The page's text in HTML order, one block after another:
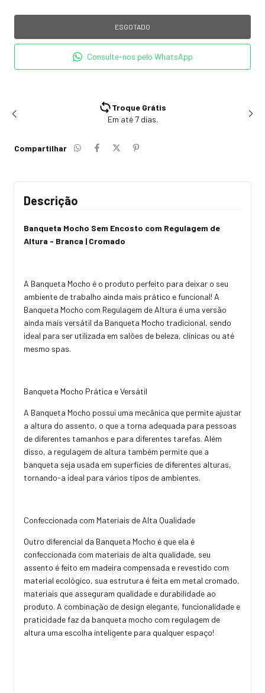
Consulte-nos pelo WhatsApp
Troque Grátis
Em até 7 dias.
Compartilhar
Descrição
Banqueta Mocho Sem Encosto com Regulagem de
Altura - Branca | Cromado
A Banqueta Mocho é o produto perfeito para deixar o seu
ambiente de trabalho ainda mais prático e funcional! A
Banqueta Mocho com Regulagem de Altura é uma versão
ainda mais versátil da Banqueta Mocho tradicional, sendo
ideal para ser utilizada em salões de beleza, clinicas ou até
mesmo spas.
Banqueta Mocho Prática e Versátil
A Banqueta Mocho possui uma mecânica que permite ajustar
a altura do assento, o que a torna adequada para pessoas
de diferentes tamanhos e para diferentes tarefas. Além
disso, a regulagem de altura também permite que a
banqueta seja usada em superfícies de diferentes alturas,
tornando-a ideal para vários tipos de ambientes.
Confeccionada com Materiais de Alta Qualidade
Outro diferencial da Banqueta Mocho é que ela é
confeccionada com materiais de alta qualidade, seu
assento é feito em madeira compensada e revestido com
material ecológico, sua estrutura é feita em metal cromado,
materiais que asseguram qualidade e durabilidade ao
produto. A combinação de design elegante, funcionalidade e
praticidade faz da banqueta mocho com regulagem de
altura uma escolha inteligente para qualquer espaço!